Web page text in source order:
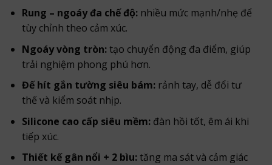
Rung – ngoáy đa chế độ:nhiều mức mạnh/nhẹ để
tùy chỉnh theo cảm xúc.
Ngoáy vòng tròn:tạo chuyển động đa điểm, giúp
trải nghiệm phong phú hơn.
Đế hít gắn tường siêu bám:rảnh tay, dễ đổi tư
thế và kiểm soát nhịp.
Silicone cao cấp siêu mềm:đàn hồi tốt, êm ái khi
tiếp xúc.
Thiết kế gân nổi + 2 bìu:tăng ma sát và cảm giác